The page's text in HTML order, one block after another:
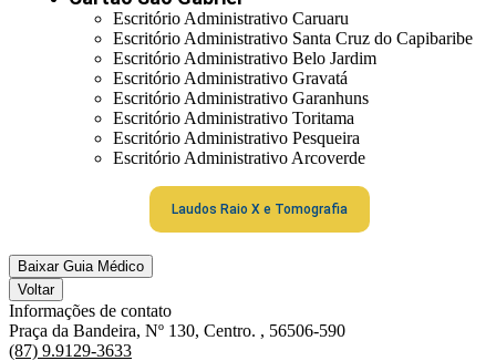
Escritório Administrativo Caruaru
Escritório Administrativo Santa Cruz do Capibaribe
Escritório Administrativo Belo Jardim
Escritório Administrativo Gravatá
Escritório Administrativo Garanhuns
Escritório Administrativo Toritama
Escritório Administrativo Pesqueira
Escritório Administrativo Arcoverde
Laudos Raio X e Tomografia
Baixar Guia Médico
Voltar
Informações de contato
Praça da Bandeira, Nº 130, Centro. , 56506-590
(87) 9.9129-3633